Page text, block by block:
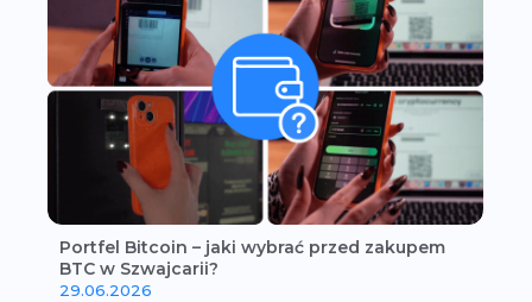
Portfel Bitcoin – jaki wybrać przed zakupem
BTC w Szwajcarii?
29.06.2026